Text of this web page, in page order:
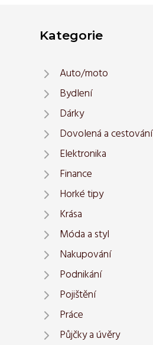
Kategorie
Auto/moto
Bydlení
Dárky
Dovolená a cestování
Elektronika
Finance
Horké tipy
Krása
Móda a styl
Nakupování
Podnikání
Pojištění
Práce
Půjčky a úvěry